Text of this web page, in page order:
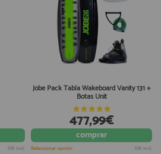
IVA incl.
Jobe Pack Tabla Wakeboard Vanity 131 +
Botas Unit
477,99€
comprar
Seleccionar opción IVA incl.